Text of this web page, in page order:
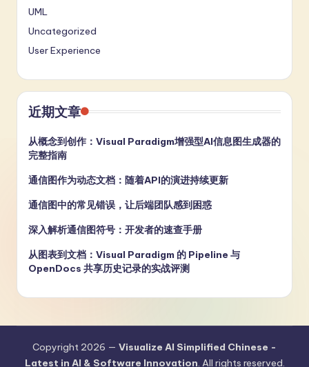
UML
Uncategorized
User Experience
近期文章
从概念到创作：Visual Paradigm增强型AI信息图生成器的
完整指南
通信图作为动态文档：随着API的演进持续更新
通信图中的常见错误，让后端团队感到困惑
深入解析通信图符号：开发者的速查手册
从图表到文档：Visual Paradigm 的 Pipeline 与
OpenDocs 共享历史记录的实战评测
Copyright 2026 — Visualize AI Simplified Chinese -
Latest in AI & Software Innovation. All rights reserved.